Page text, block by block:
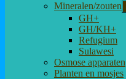
Mineralen/zouten
GH+
GH/KH+
Refugium
Sulawesi
Osmose apparaten
Planten en mosjes